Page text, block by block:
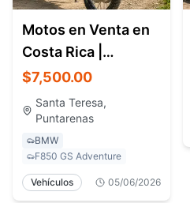
Motos en Venta en
Costa Rica |
Motocicletas,
Adventure Bikes y
Touring
$7,500.00
Santa Teresa,
Puntarenas
BMW
F850 GS Adventure
Vehículos 05/06/2026